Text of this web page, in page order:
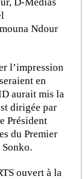
Ndour
l’impression
en
aurait mis la
dirigée par
Président
du Premier
ouvert à la